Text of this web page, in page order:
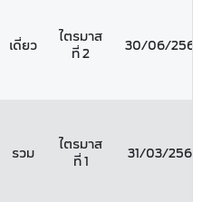
เดี่ยว
ไตรมาส
ที่ 2
30/06/2568
รวม
ไตรมาส
ที่ 1
31/03/2568